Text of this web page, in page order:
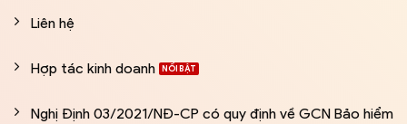
Liên hệ
Hợp tác kinh doanh
Nghị Định 03/2021/NĐ-CP có quy định về GCN Bảo hiểm